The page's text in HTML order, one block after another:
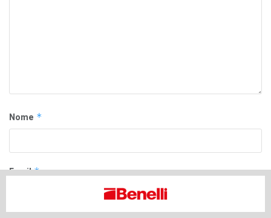
Nome *
Email*